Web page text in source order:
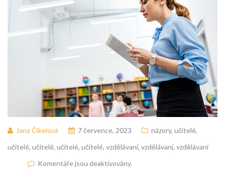
Jana Čikelová 7 července, 2023 názory, učitelé,
učitelé, učitelé, učitelé, učitelé, vzdělávaní, vzdělávaní, vzdělávaní
Komentáře jsou deaktivovány.